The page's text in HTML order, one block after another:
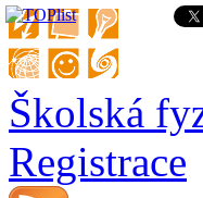
Školská
Registrace